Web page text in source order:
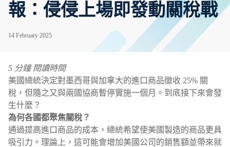
報：侵侵上場即發動關稅戰
14 February 2025
5 分鐘 閱讀時間
美國總統決定對墨西哥與加拿大的進口商品徵收 25% 關
稅，但隨之又與兩國協商暫停實施一個月。到底接下來會發
生什麼？
為何各國都聚焦關稅？
通過提高進口商品的成本，總統希望使美國製造的商品更具
吸引力。理論上，這可能會增加美國公司的銷售額並帶來就